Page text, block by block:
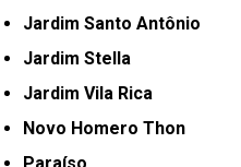
Jardim Santo Antônio
Jardim Stella
Jardim Vila Rica
Novo Homero Thon